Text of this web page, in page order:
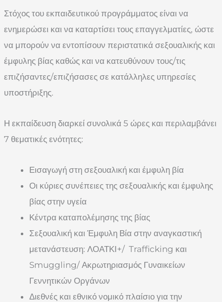
Στόχος του εκπαιδευτικού προγράμματος είναι να
ενημερώσει και να καταρτίσει τους επαγγελματίες, ώστε
να μπορούν να εντοπίσουν περιστατικά σεξουαλικής και
έμφυλης βίας καθώς και να κατευθύνουν τους/τις
επιζήσαντες/επιζήσασες σε κατάλληλες υπηρεσίες
υποστήριξης.
Η εκπαίδευση διαρκεί συνολικά 5 ώρες και περιλαμβάνει
7 θεματικές ενότητες:
Εισαγωγή στη σεξουαλική και έμφυλη βία
Οι κύριες συνέπειες της σεξουαλικής και έμφυλης
βίας στην υγεία
Κέντρα καταπολέμησης της βίας
Σεξουαλική και Έμφυλη Βία στην αναγκαστική
μετανάστευση: ΛΟΑΤΚΙ+/ Trafficking και
Smuggling/ Ακρωτηριασμός Γυναικείων
Γεννητικών Οργάνων
Διεθνές και εθνικό νομικό πλαίσιο για την